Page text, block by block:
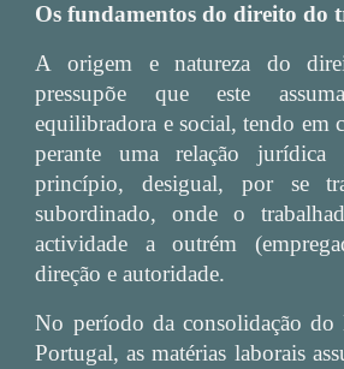
Os fundamentos do direito do
A origem e natureza do
pressupõe que este
equilibradora e social, tendo em
perante uma relação
princípio, desigual, por se
subordinado, onde o
actividade a outrém
direção e autoridade.
No período da consolidação do
Portugal, as matérias laborais